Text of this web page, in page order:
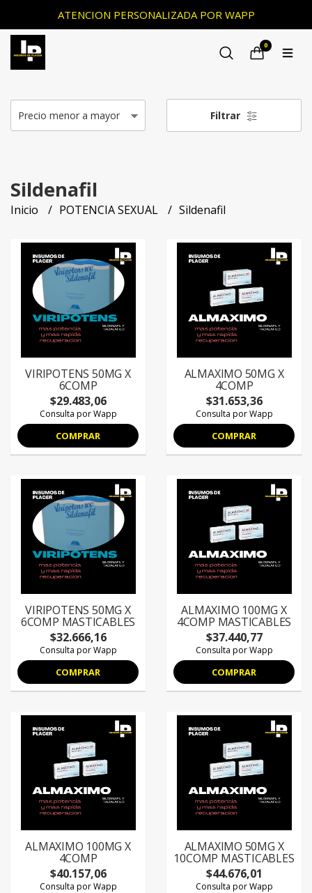
ATENCION PERSONALIZADA POR WAPP
0
Filtrar
Sildenafil
Inicio POTENCIA SEXUAL Sildenafil
VIRIPOTENS 50MG X
6COMP
$29.483,06
Consulta por Wapp
COMPRAR
ALMAXIMO 50MG X
4COMP
$31.653,36
Consulta por Wapp
COMPRAR
VIRIPOTENS 50MG X
6COMP MASTICABLES
$32.666,16
Consulta por Wapp
COMPRAR
ALMAXIMO 100MG X
4COMP MASTICABLES
$37.440,77
Consulta por Wapp
COMPRAR
ALMAXIMO 100MG X
4COMP
$40.157,06
Consulta por Wapp
ALMAXIMO 50MG X
10COMP MASTICABLES
$44.676,01
Consulta por Wapp